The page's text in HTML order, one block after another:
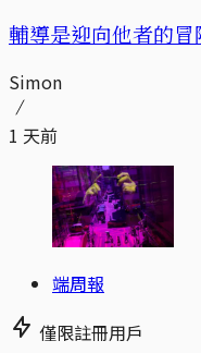
輔導是迎向他者的
Simon
1 天前
端周報
僅限註冊用戶